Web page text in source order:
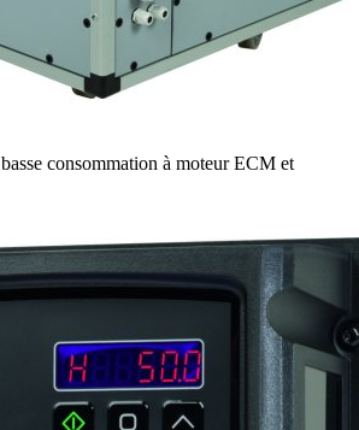
consommation à moteur ECM et